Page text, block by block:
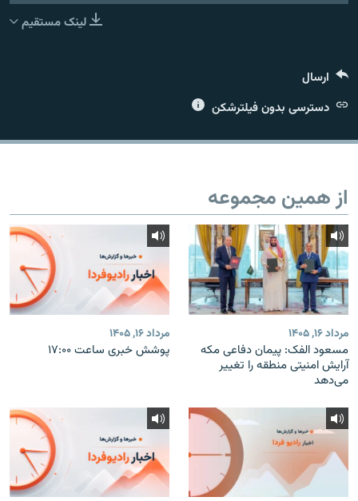
لینک مستقیم
ارسال
دسترسی بدون فیلترشکن
از همین مجموعه
مرداد ۱۶, ۱۴۰۵
مسعود الفک: پیمان دفاعی مکه
آرایش امنیتی منطقه را تغییر
می‌دهد
مرداد ۱۶, ۱۴۰۵
پوشش خبری ساعت ۱۷:۰۰